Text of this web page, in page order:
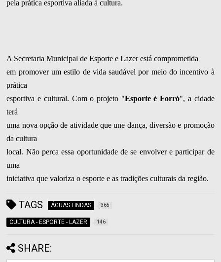
pela prática esportiva aliada à cultura.
A Secretaria Municipal de Esporte e Lazer está comprometida
em promover um estilo de vida saudável por meio do incentivo à
prática
esportiva e cultural. Com o projeto "Esporte é Forró", a cidade
terá
uma nova opção de atividade que une dança, diversão e promoção
da cultura
local. Não perca essa oportunidade de se envolver e participar de
uma
iniciativa que valoriza o esporte e as tradições culturais da região.
TAGS ÁGUAS LINDAS 365
CULTURA - ESPORTE - LAZER 146
SHARE: